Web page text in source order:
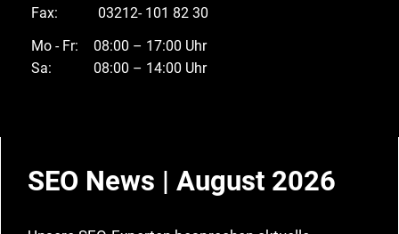
Fax:
03212- 101 82 30
Mo - Fr:
Sa:
08:00 – 17:00 Uhr
08:00 – 14:00 Uhr
SEO News | August 2026